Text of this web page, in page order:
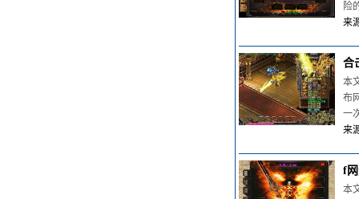
险
来
合
本
布
一
来
f
本